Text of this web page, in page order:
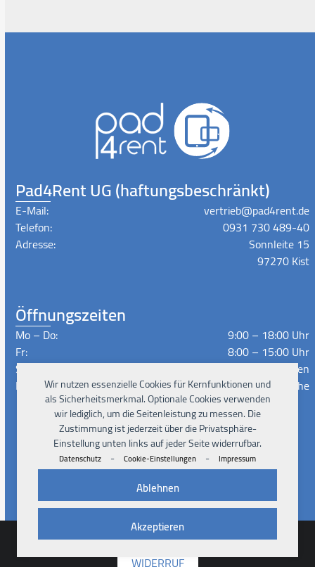
Wir nutzen essenzielle Cookies für Kernfunktionen und
als Sicherheitsmerkmal. Optionale Cookies verwenden
wir lediglich, um die Seitenleistung zu messen. Die
Zustimmung ist jederzeit über die Privatsphäre-
Einstellung unten links auf jeder Seite widerrufbar.
Datenschutz - Cookie-Einstellungen - Impressum
Akzeptieren
Ablehnen
Pad4Rent UG (haftungsbeschränkt)
E-Mail:
vertrieb@pad4rent.de
Telefon:
0931 730 489-40
Adresse:
Sonnleite 15
97270 Kist
Öffnungszeiten
Mo – Do:
9:00 – 18:00 Uhr
Fr:
8:00 – 15:00 Uhr
Sa – So:
Geschlossen
Lieferzeiten:
Nach Absprache
Instagram
Facebook
XingLinkedIn
YouTube
© 2026Pad4Rent UG
ImpressumDatenschutzAGBCookiesKontakt
WIDERRUF